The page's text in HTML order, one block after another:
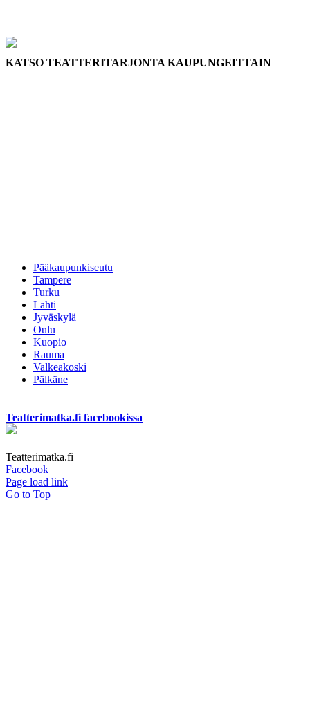
KATSO TEATTERITARJONTA KAUPUNGEITTAIN
Pääkaupunkiseutu
Tampere
Turku
Lahti
Jyväskylä
Oulu
Kuopio
Rauma
Valkeakoski
Pälkäne
Teatterimatka.fi facebookissa
Teatterimatka.fi
Facebook
Page load link
Go to Top